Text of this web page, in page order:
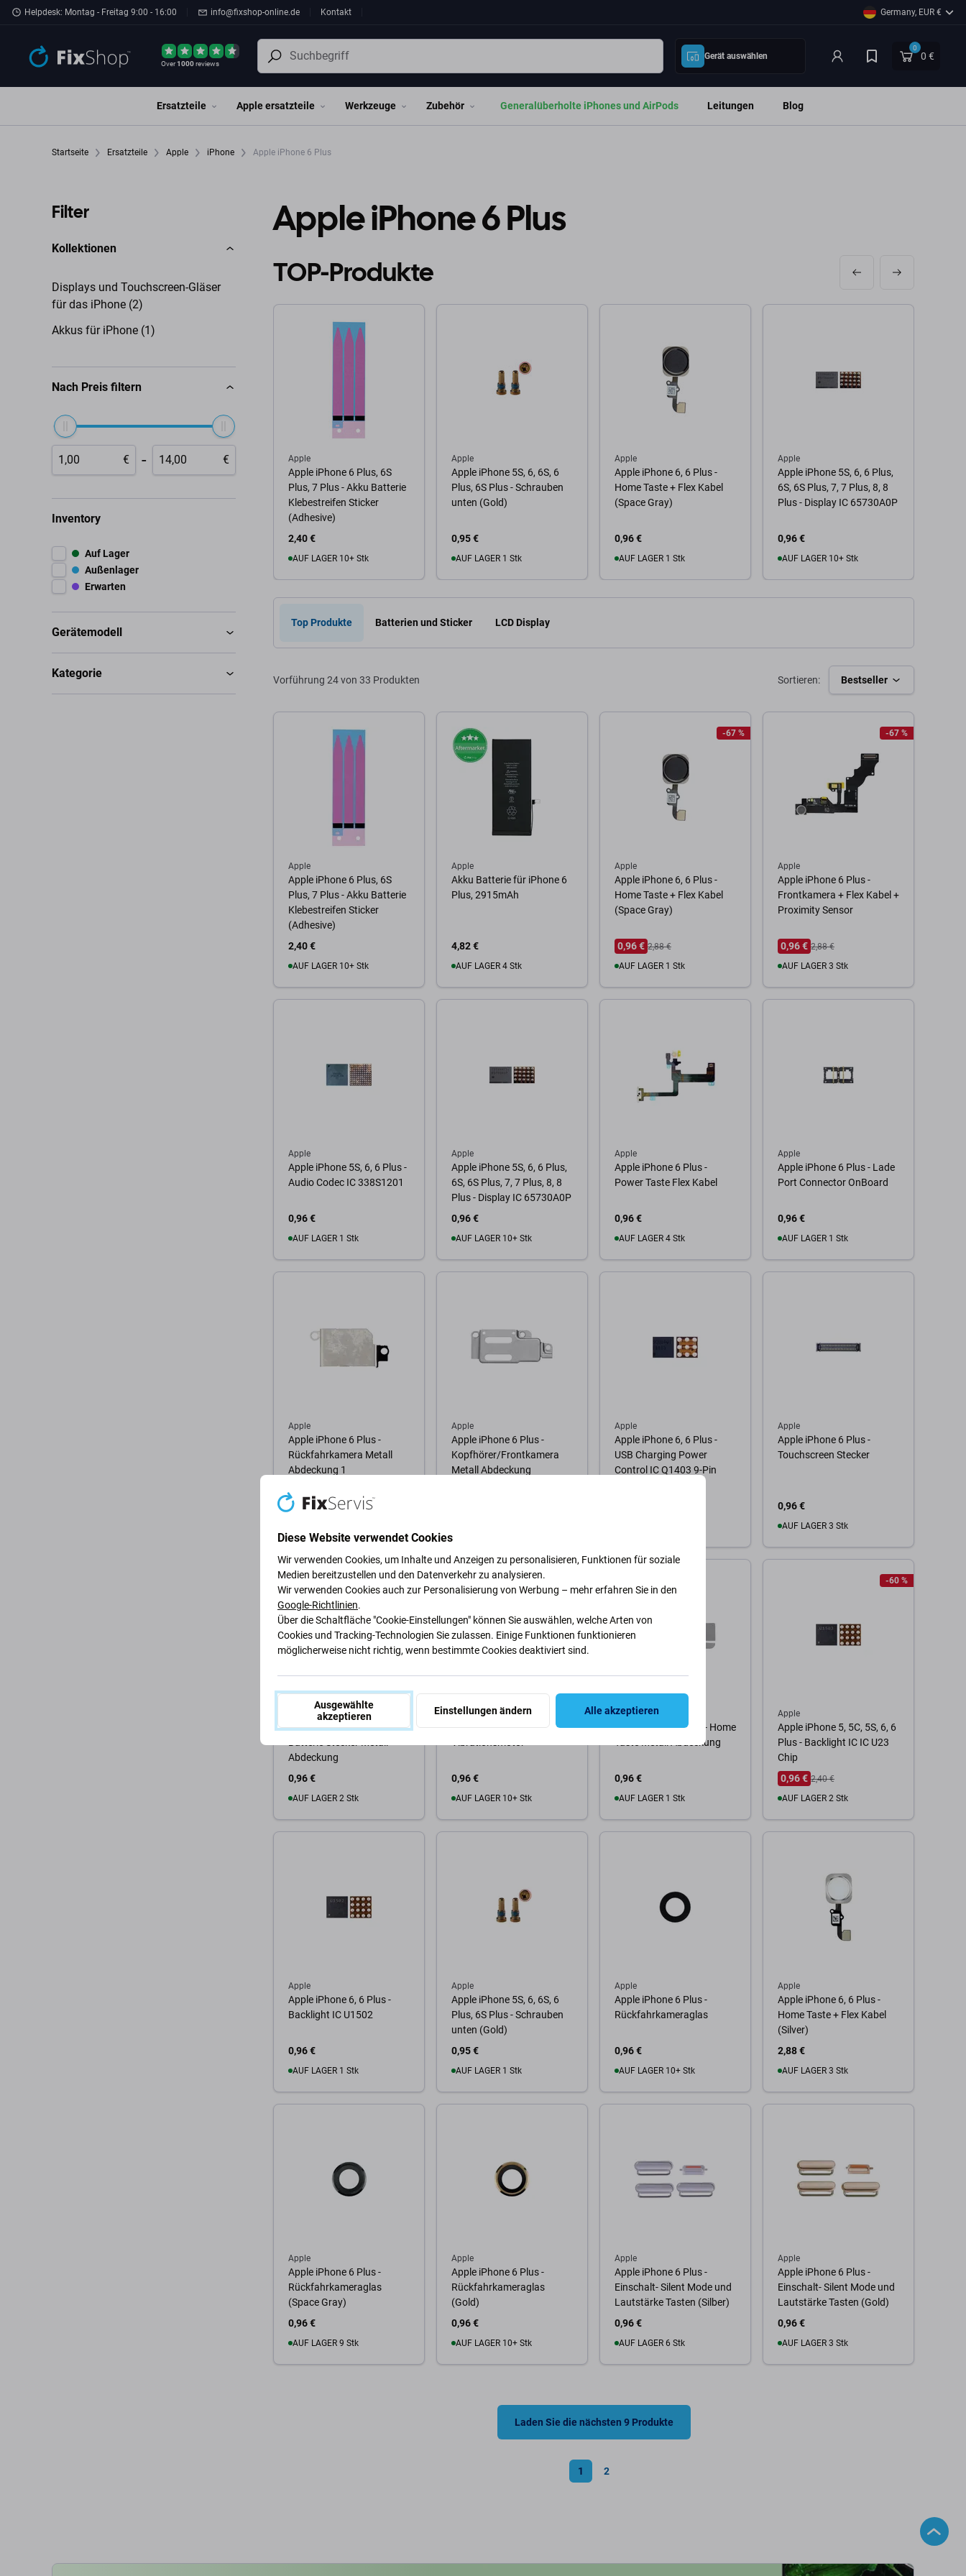
Zum Hauptinhalt springen
Helpdesk: Montag - Freitag 9:00 - 16:00 info@fixshop-online.de Kontakt Germany, EUR €
Over1000reviews
Gerät auswählen
0
0 €
Ersatzteile Apple ersatzteile Werkzeuge Zubehör Generalüberholte iPhones und AirPods Leitungen Blog
Startseite Ersatzteile Apple iPhone Apple iPhone 6 Plus
Filter
Kollektionen
Displays und Touchscreen-Gläser
für das iPhone (2)
Akkus für iPhone (1)
Nach Preis filtern
€ - €
Inventory
Auf Lager
Außenlager
Erwarten
Gerätemodell
Kategorie
Apple iPhone 6 Plus
TOP-Produkte
Apple
Apple iPhone 6 Plus, 6S
Plus, 7 Plus - Akku Batterie
Klebestreifen Sticker
(Adhesive)
2,40 €
AUF LAGER 10+ Stk
Zum Warenkorb
Apple
Apple iPhone 5S, 6, 6S, 6
Plus, 6S Plus - Schrauben
unten (Gold)
0,95 €
AUF LAGER 1 Stk
Zum Warenkorb
Apple
Apple iPhone 6, 6 Plus -
Home Taste + Flex Kabel
(Space Gray)
0,96 €
AUF LAGER 1 Stk
Zum Warenkorb
Apple
Apple iPhone 5S, 6, 6 Plus,
6S, 6S Plus, 7, 7 Plus, 8, 8
Plus - Display IC 65730A0P
0,96 €
AUF LAGER 10+ Stk
Zum Warenkorb
Top Produkte Batterien und Sticker LCD Display
Vorführung 24 von 33 Produkten Sortieren: Bestseller
Apple
Apple iPhone 6 Plus, 6S
Plus, 7 Plus - Akku Batterie
Klebestreifen Sticker
(Adhesive)
2,40 €
AUF LAGER 10+ Stk
Apple
Akku Batterie für iPhone 6
Plus, 2915mAh
4,82 €
AUF LAGER 4 Stk
-67 %
Apple
Apple iPhone 6, 6 Plus -
Home Taste + Flex Kabel
(Space Gray)
0,96 € 2,88 €
AUF LAGER 1 Stk
-67 %
Apple
Apple iPhone 6 Plus -
Frontkamera + Flex Kabel +
Proximity Sensor
0,96 € 2,88 €
AUF LAGER 3 Stk
Apple
Apple iPhone 5S, 6, 6 Plus -
Audio Codec IC 338S1201
0,96 €
AUF LAGER 1 Stk
Apple
Apple iPhone 5S, 6, 6 Plus,
6S, 6S Plus, 7, 7 Plus, 8, 8
Plus - Display IC 65730A0P
0,96 €
AUF LAGER 10+ Stk
Apple
Apple iPhone 6 Plus -
Power Taste Flex Kabel
0,96 €
AUF LAGER 4 Stk
Apple
Apple iPhone 6 Plus - Lade
Port Connector OnBoard
0,96 €
AUF LAGER 1 Stk
Apple
Apple iPhone 6 Plus -
Rückfahrkamera Metall
Abdeckung 1
0,96 €
Zum Warenkorb
Apple
Apple iPhone 6 Plus -
Kopfhörer/Frontkamera
Metall Abdeckung
Zum Warenkorb
Apple
Apple iPhone 6, 6 Plus -
USB Charging Power
Control IC Q1403 9-Pin
Apple
Apple iPhone 6 Plus -
Touchscreen Stecker
0,96 €
AUF LAGER 3 Stk
Apple iPhone 6 Plus - Akku
Abdeckung
0,96 €
AUF LAGER 2 Stk
Apple
Apple iPhone 6 Plus -
0,96 €
AUF LAGER 10+ Stk
Apple
Apple iPhone 6 Plus - Home
Taste Metall Abdeckung
0,96 €
AUF LAGER 1 Stk
-60 %
Apple
Apple iPhone 5, 5C, 5S, 6, 6
Plus - Backlight IC IC U23
Chip
0,96 € 2,40 €
AUF LAGER 2 Stk
Apple
Apple iPhone 6, 6 Plus -
Backlight IC U1502
0,96 €
AUF LAGER 1 Stk
Apple
Apple iPhone 5S, 6, 6S, 6
Plus, 6S Plus - Schrauben
unten (Gold)
0,95 €
AUF LAGER 1 Stk
Apple
Apple iPhone 6 Plus -
Rückfahrkameraglas
0,96 €
AUF LAGER 10+ Stk
Apple
Apple iPhone 6, 6 Plus -
Home Taste + Flex Kabel
(Silver)
2,88 €
AUF LAGER 3 Stk
Apple
Apple iPhone 6 Plus -
Rückfahrkameraglas
(Space Gray)
0,96 €
AUF LAGER 9 Stk
Apple
Apple iPhone 6 Plus -
Rückfahrkameraglas
(Gold)
0,96 €
AUF LAGER 10+ Stk
Apple
Apple iPhone 6 Plus -
Einschalt- Silent Mode und
Lautstärke Tasten (Silber)
0,96 €
AUF LAGER 6 Stk
Apple
Apple iPhone 6 Plus -
Einschalt- Silent Mode und
Lautstärke Tasten (Gold)
0,96 €
AUF LAGER 3 Stk
Laden Sie die nächsten 9 Produkte
1 2
Diese Website verwendet Cookies
Wir verwenden Cookies, um Inhalte und Anzeigen zu personalisieren, Funktionen für soziale
Medien bereitzustellen und den Datenverkehr zu analysieren.
Wir verwenden Cookies auch zur Personalisierung von Werbung – mehr erfahren Sie in den
Google-Richtlinien.
Über die Schaltfläche "Cookie-Einstellungen" können Sie auswählen, welche Arten von
Cookies und Tracking-Technologien Sie zulassen. Einige Funktionen funktionieren
möglicherweise nicht richtig, wenn bestimmte Cookies deaktiviert sind.
Ausgewählte
akzeptieren
Einstellungen ändern Alle akzeptieren